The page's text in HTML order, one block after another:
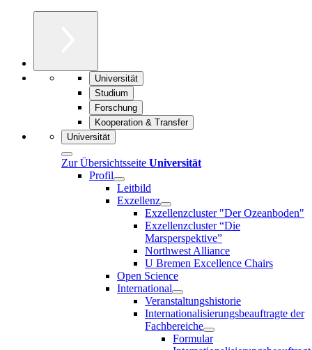
Universität
Studium
Forschung
Kooperation & Transfer
Universität
Zur Übersichtsseite Universität
Profil
Leitbild
Exzellenz
Exzellenzcluster "Der Ozeanboden"
Exzellenzcluster “Die
Marsperspektive”
Northwest Alliance
U Bremen Excellence Chairs
Open Science
International
Veranstaltungshistorie
Internationalisierungsbeauftragte der
Fachbereiche
Formular